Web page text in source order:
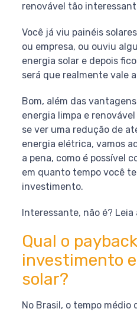
renovável tão
Você já viu painéis
ou empresa, ou ouviu
energia solar e depois
será que realmente vale
Bom, além das
energia limpa e
se ver uma redução de
energia elétrica, vamos
a pena, como é possível
em quanto tempo você
investimento.
Interessante, não é?
Qual o
investimento
solar?
No Brasil, o tempo médio